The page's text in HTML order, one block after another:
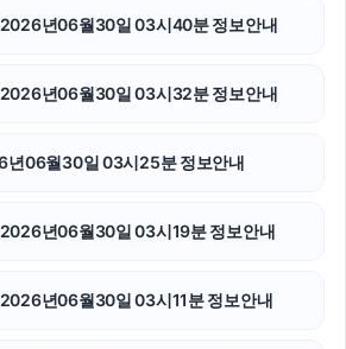
수원변호사
상간남소송
양천구하수구막힘
년06월30일 03시40분 정보안내
년06월30일 03시32분 정보안내
년06월30일 03시25분 정보안내
년06월30일 03시19분 정보안내
년06월30일 03시11분 정보안내